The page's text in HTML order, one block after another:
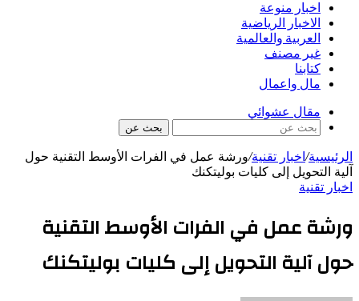
اخبار منوعة
الاخبار الرياضية
العربية والعالمية
غير مصنف
كتابنا
مال واعمال
مقال عشوائي
بحث عن
الرئيسية/ اخبار تقنية/ورشة عمل في الفرات الأوسط التقنية حول
آلية التحويل إلى كليات بوليتكنك
اخبار تقنية
ورشة عمل في الفرات الأوسط التقنية
حول آلية التحويل إلى كليات بوليتكنك